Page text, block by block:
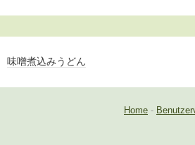
味噌煮込みうどん
Home -